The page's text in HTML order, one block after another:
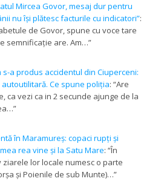
Mircea Govor, mesaj dur pentru
nu își plătesc facturile cu indicatori”:
de Govor, spune cu voce tare
semnificație are. Am…”
s-a produs accidentul din Ciuperceni:
Ce spune poliția: “Are
ca vezi ca in 2 secunde ajunge de la
”
în Maramureș: copaci rupți și
rea vine și la Satu Mare: “În
lor locale numesc o parte
și Poienile de sub Munte)…”